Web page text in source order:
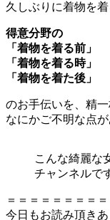
久しぶりに着物を
得意分野の
「着物を着る前」
「着物を着る時」
「着物を着た後」
のお手伝いを、精一
なにかご不明な点
こんな綺麗な
チャンネルで
＝＝＝＝＝＝＝＝
今日もお読み頂き